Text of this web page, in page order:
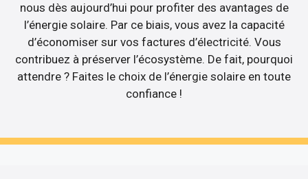
nous dès aujourd’hui pour profiter des avantages de
l’énergie solaire. Par ce biais, vous avez la capacité
d’économiser sur vos factures d’électricité. Vous
contribuez à préserver l’écosystème. De fait, pourquoi
attendre ? Faites le choix de l’énergie solaire en toute
confiance !